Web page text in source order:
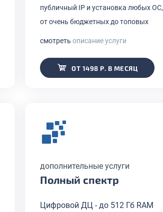
публичный IP и установка любых ОС,
от очень бюджетных до топовых
смотреть описание услуги
ОТ 1498 Р. В МЕСЯЦ
дополнительные услуги
Полный спектр
Цифровой ДЦ - до 512 Гб RAM